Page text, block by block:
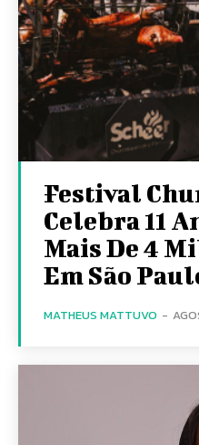
Festival
Celebra 11
Mais De 4
Em São
MATHEUS MATTUVO -